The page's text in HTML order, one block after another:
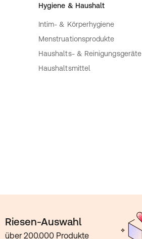
Hygiene & Haushalt
Intim- & Körperhygiene
Menstruationsprodukte
Haushalts- & Reinigungsgeräte
Haushaltsmittel
Riesen-Auswahl
über 200.000 Produkte